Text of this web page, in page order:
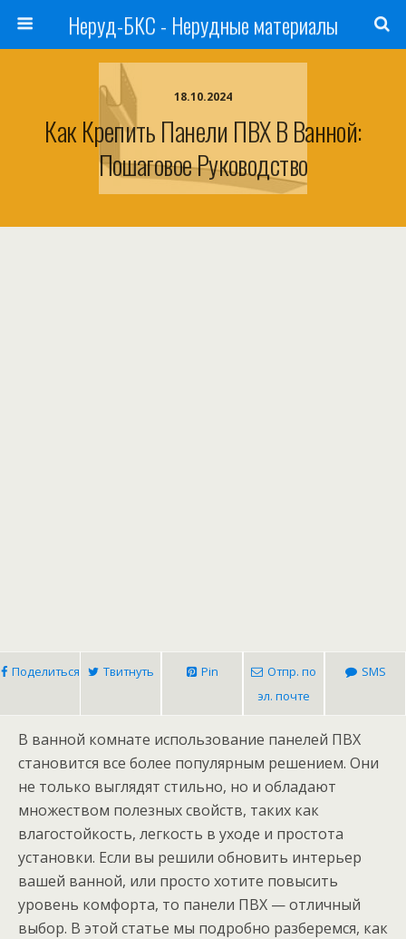
Неруд-БКС - Нерудные материалы
18.10.2024
Как Крепить Панели ПВХ В Ванной:
Пошаговое Руководство
Поделиться Твитнуть Pin
Отпр. по
эл. почте
SMS
В ванной комнате использование панелей ПВХ
становится все более популярным решением. Они
не только выглядят стильно, но и обладают
множеством полезных свойств, таких как
влагостойкость, легкость в уходе и простота
установки. Если вы решили обновить интерьер
вашей ванной, или просто хотите повысить
уровень комфорта, то панели ПВХ — отличный
выбор. В этой статье мы подробно разберемся, как